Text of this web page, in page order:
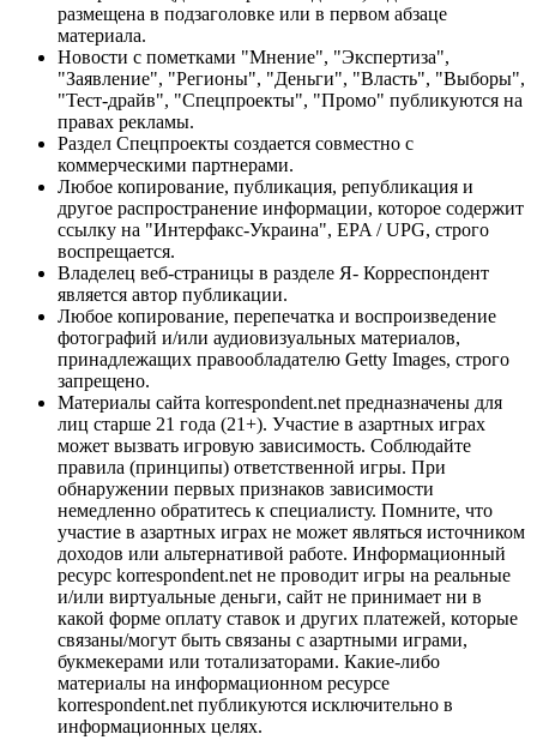
размещена в подзаголовке или в первом абзаце
материала.
Новости с пометками "Мнение", "Экспертиза",
"Заявление", "Регионы", "Деньги", "Власть", "Выборы",
"Тест-драйв", "Спецпроекты", "Промо" публикуются на
правах рекламы.
Раздел Спецпроекты создается совместно с
коммерческими партнерами.
Любое копирование, публикация, републикация и
другое распространение информации, которое содержит
ссылку на "Интерфакс-Украина", EPA / UPG, строго
воспрещается.
Владелец веб-страницы в разделе Я- Корреспондент
является автор публикации.
Любое копирование, перепечатка и воспроизведение
фотографий и/или аудиовизуальных материалов,
принадлежащих правообладателю Getty Images, строго
запрещено.
Материалы сайта korrespondent.net предназначены для
лиц старше 21 года (21+). Участие в азартных играх
может вызвать игровую зависимость. Соблюдайте
правила (принципы) ответственной игры. При
обнаружении первых признаков зависимости
немедленно обратитесь к специалисту. Помните, что
участие в азартных играх не может являться источником
доходов или альтернативой работе. Информационный
ресурс korrespondent.net не проводит игры на реальные
и/или виртуальные деньги, сайт не принимает ни в
какой форме оплату ставок и других платежей, которые
связаны/могут быть связаны с азартными играми,
букмекерами или тотализаторами. Какие-либо
материалы на информационном ресурсе
korrespondent.net публикуются исключительно в
информационных целях.